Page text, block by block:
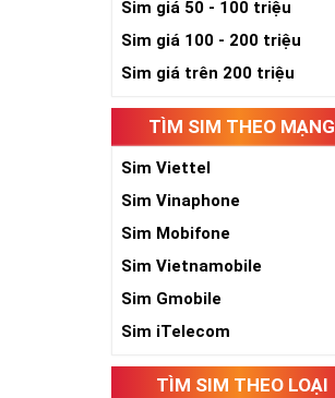
Sim giá 50 - 100 triệu
Sim giá 100 - 200 triệu
Sim giá trên 200 triệu
TÌM SIM THEO MẠNG
Sim Viettel
Sim Vinaphone
Sim Mobifone
Sim Vietnamobile
Sim Gmobile
Sim iTelecom
TÌM SIM THEO LOẠI